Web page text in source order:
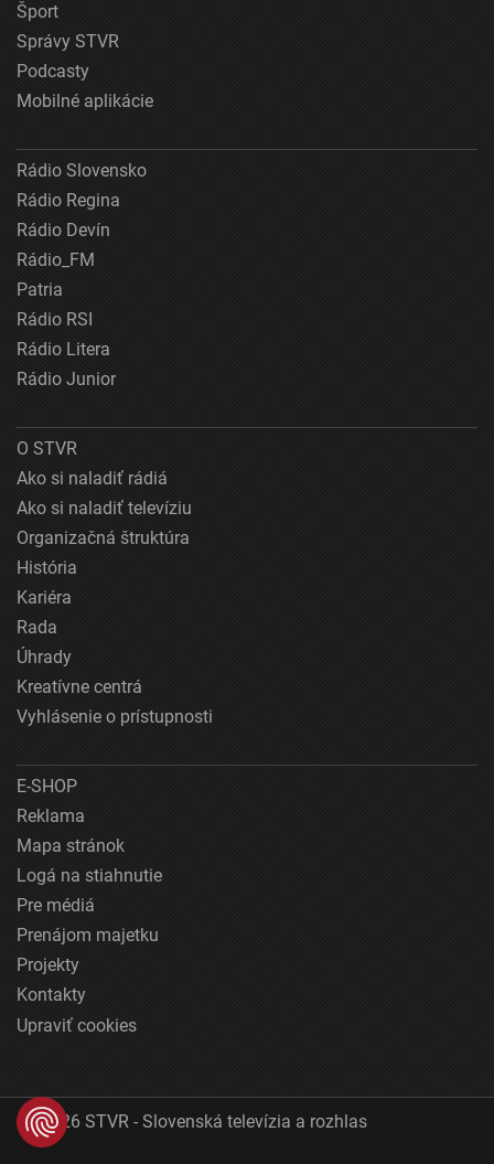
Šport
Správy STVR
Podcasty
Mobilné aplikácie
Rádio Slovensko
Rádio Regina
Rádio Devín
Rádio_FM
Patria
Rádio RSI
Rádio Litera
Rádio Junior
O STVR
Ako si naladiť rádiá
Ako si naladiť televíziu
Organizačná štruktúra
História
Kariéra
Rada
Úhrady
Kreatívne centrá
Vyhlásenie o prístupnosti
E-SHOP
Reklama
Mapa stránok
Logá na stiahnutie
Pre médiá
Prenájom majetku
Projekty
Kontakty
Upraviť cookies
© 2026 STVR - Slovenská televízia a rozhlas